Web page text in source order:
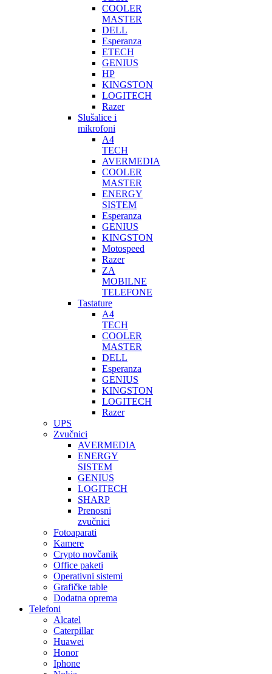
COOLER
MASTER
DELL
Esperanza
ETECH
GENIUS
HP
KINGSTON
LOGITECH
Razer
Slušalice i
mikrofoni
A4
TECH
AVERMEDIA
COOLER
MASTER
ENERGY
SISTEM
Esperanza
GENIUS
KINGSTON
Motospeed
Razer
ZA
MOBILNE
TELEFONE
Tastature
A4
TECH
COOLER
MASTER
DELL
Esperanza
GENIUS
KINGSTON
LOGITECH
Razer
UPS
Zvučnici
AVERMEDIA
ENERGY
SISTEM
GENIUS
LOGITECH
SHARP
Prenosni
zvučnici
Fotoaparati
Kamere
Crypto novčanik
Office paketi
Operativni sistemi
Grafičke table
Dodatna oprema
Telefoni
Alcatel
Caterpillar
Huawei
Honor
Iphone